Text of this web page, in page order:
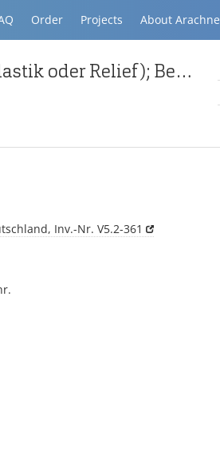
Order Projects About Arachne
Fragment vom Pergamonaltar (Rundplastik oder Relief); Berlin:Relief / Statue (?), Fragment
Inv.-Nr. V5.2-361